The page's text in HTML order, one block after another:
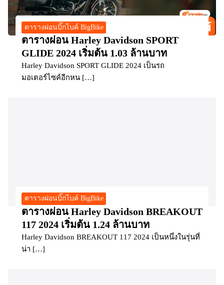
ตารางผ่อนบิ๊กไบค์ BigBike
ตารางผ่อน Harley Davidson SPORT
GLIDE 2024 เริ่มต้น 1.03 ล้านบาท
Harley Davidson SPORT GLIDE 2024 เป็นรถ
มอเตอร์ไซค์อีกหน […]
ตารางผ่อนบิ๊กไบค์ BigBike
ตารางผ่อน Harley Davidson BREAKOUT
117 2024 เริ่มต้น 1.24 ล้านบาท
Harley Davidson BREAKOUT 117 2024 เป็นหนึ่งในรุ่นที่
น่า […]